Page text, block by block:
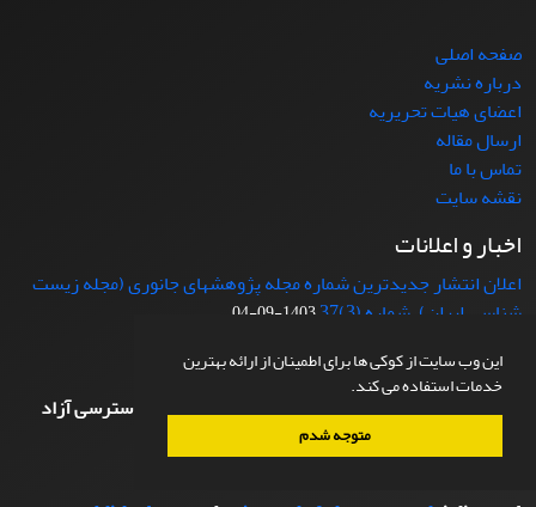
این وب سایت از کوکی ها برای اطمینان از ارائه بهترین
خدمات استفاده می کند.
متوجه شدم
صفحه اصلی
درباره نشریه
اعضای هیات تحریریه
ارسال مقاله
تماس با ما
نقشه سایت
اخبار و اعلانات
اعلان انتشار جدیدترین شماره مجله پژوهشهای جانوری (مجله زیست
شناسی ایران)، شماره (3)37
1403-09-04
اطلاعات کپی رایت
مقالات منتشر شده در مجله پژوهشهای جانوری مجوز دسترسی آزاد